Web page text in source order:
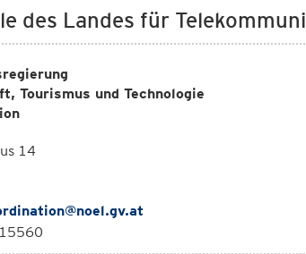
des Landes für
Tourismus und Technologie
14